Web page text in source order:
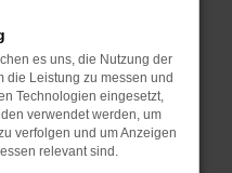
neuesten Stand
nur ein
kann auch dazu
nicht mehr
es uns, die Nutzung der
die Leistung zu messen und
Technologien eingesetzt,
verwendet werden, um
verfolgen und um Anzeigen
relevant sind.